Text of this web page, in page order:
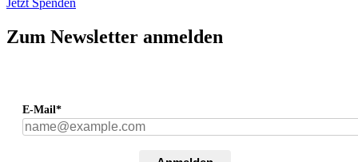
Zum Newsletter anmelden
E-Mail*